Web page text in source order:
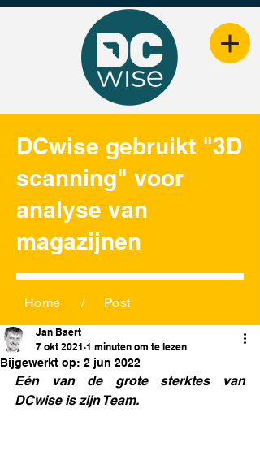
DCwise gebruikt "3D
scanning" voor
analyse van
magazijnen
Home / Post
Jan Baert
7 okt 2021 1 minuten om te lezen
Bijgewerkt op: 2 jun 2022
Eén van de grote sterktes van
DCwise is zijn Team.